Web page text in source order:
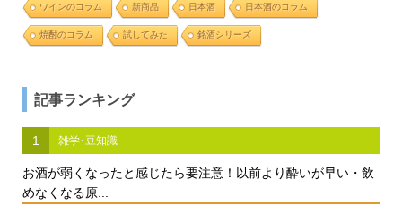
ワインのコラム 新商品 日本酒 日本酒のコラム
焼酎のコラム 試してみた 銘酒シリーズ
記事ランキング
1 雑学･豆知識
お酒が弱くなったと感じたら要注意！以前より酔いが早い・飲
めなくなる原...